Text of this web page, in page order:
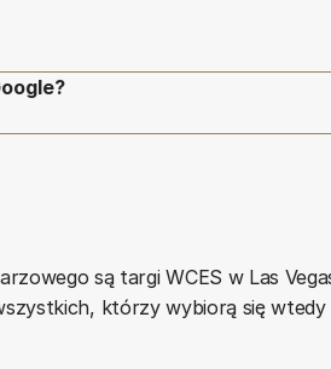
są targi WCES w Las
którzy wybiorą się